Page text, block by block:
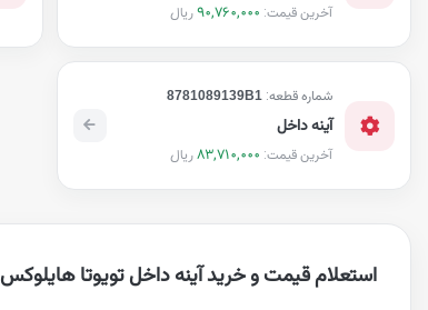
آخرین قیمت: 90,760,000ریال
شماره قطعه: 8781089139B1
آینه داخل
آخرین قیمت: 83,710,000ریال
استعلام قیمت و خرید آینه داخل تویوتا هایلوکس